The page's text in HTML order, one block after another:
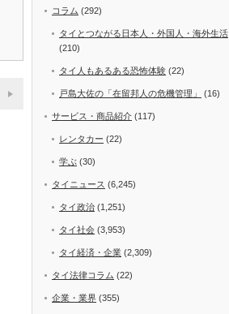
コラム (292)
タイとつながる日本人・外国人・海外生活
(210)
タイ人もあるある恐怖体験 (22)
戸島大佐の「在留邦人の危機管理」 (16)
サービス・商品紹介 (117)
レンタカー (22)
学ぶ (30)
タイニュース (6,245)
タイ政治 (1,251)
タイ社会 (3,953)
タイ経済・企業 (2,309)
タイ法律コラム (22)
企業・業界 (355)